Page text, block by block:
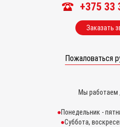
+375 33
Заказать
Пожаловаться
Мы работаем
Понедельник -
Суббота,